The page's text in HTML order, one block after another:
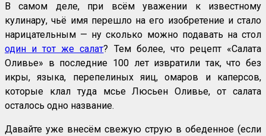
В самом деле, при всём уважении к известному
кулинару, чьё имя перешло на его изобретение и стало
нарицательным — ну сколько можно подавать на стол
один и тот же салат? Тем более, что рецепт «Салата
Оливье» в последние 100 лет извратили так, что без
икры, языка, перепелиных яиц, омаров и каперсов,
которые клал туда мсье Люсьен Оливье, от салата
осталось одно название.
Давайте уже внесём свежую струю в обеденное (если